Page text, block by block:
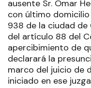
ausente Sr. Omar
con último domicilio
938 de la ciudad de
del artículo 88 del
apercibimiento de
declarará la
marco del juicio de
iniciado en ese